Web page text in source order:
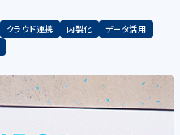
クラウド連携 内製化
データ活用